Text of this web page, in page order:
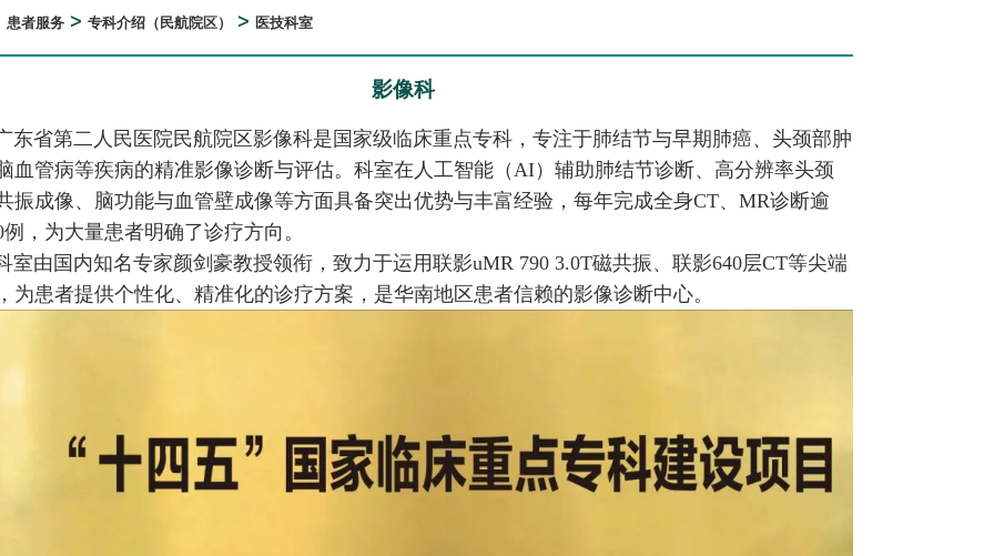
患者服务 > 专科介绍（民航院区） > 医技科室
影像科
东省第二人民医院民航院区影像科是国家级临床重点专科，专注于肺结节与早期肺癌、头颈部肿
血管病等疾病的精准影像诊断与评估。科室在人工智能（AI）辅助肺结节诊断、高分辨率头颈
振成像、脑功能与血管壁成像等方面具备突出优势与丰富经验，每年完成全身CT、MR诊断逾
例，为大量患者明确了诊疗方向。
室由国内知名专家颜剑豪教授领衔，致力于运用联影uMR 790 3.0T磁共振、联影640层CT等尖端
为患者提供个性化、精准化的诊疗方案，是华南地区患者信赖的影像诊断中心。